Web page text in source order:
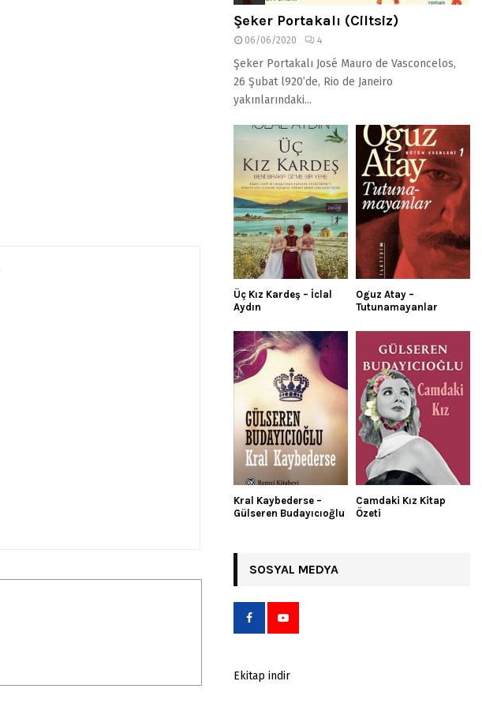
Şeker Portakalı (Ciltsiz)
06/06/2020 4
Şeker Portakalı José Mauro de Vasconcelos,
26 Şubat l920’de, Rio de Janeiro
yakınlarındaki...
Üç Kız Kardeş – İclal
Aydın
Oguz Atay –
Tutunamayanlar
Kral Kaybederse –
Gülseren Budayıcıoğlu
Camdaki Kız Kitap
Özeti
SOSYAL MEDYA
Ekitap indir